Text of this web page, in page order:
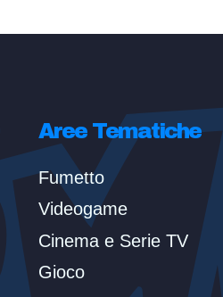
Aree Tematiche
Fumetto
Videogame
Cinema e Serie TV
Gioco